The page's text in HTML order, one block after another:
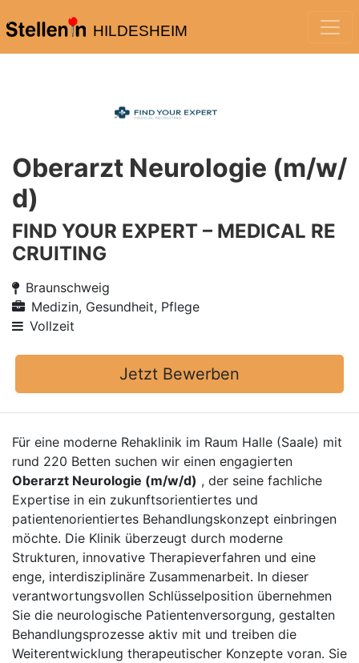
HILDESHEIM
Oberarzt Neurologie (m/w/
d)
FIND YOUR EXPERT – MEDICAL RE
CRUITING
Braunschweig
Medizin, Gesundheit, Pflege
Vollzeit
Jetzt Bewerben
Für eine moderne Rehaklinik im Raum Halle (Saale) mit
rund 220 Betten suchen wir einen engagierten
Oberarzt Neurologie (m/w/d) , der seine fachliche
Expertise in ein zukunftsorientiertes und
patientenorientiertes Behandlungskonzept einbringen
möchte. Die Klinik überzeugt durch moderne
Strukturen, innovative Therapieverfahren und eine
enge, interdisziplinäre Zusammenarbeit. In dieser
verantwortungsvollen Schlüsselposition übernehmen
Sie die neurologische Patientenversorgung, gestalten
Behandlungsprozesse aktiv mit und treiben die
Weiterentwicklung therapeutischer Konzepte voran. Sie